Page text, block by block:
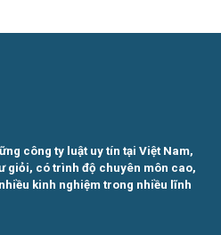
công ty luật uy tín tại Việt Nam,
giỏi, có trình độ chuyên môn cao,
kinh nghiệm trong nhiều lĩnh